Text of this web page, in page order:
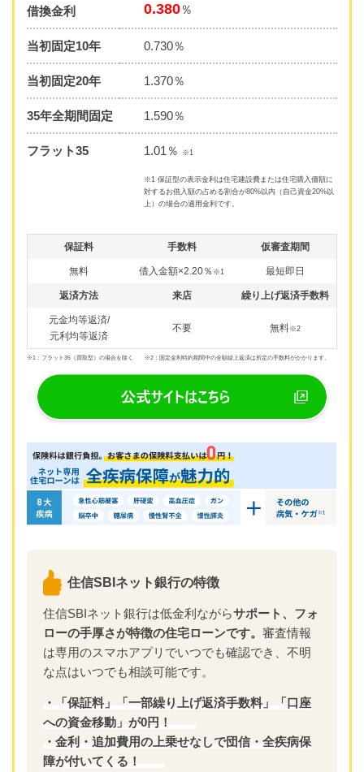
借換金利 0.380％
当初固定10年 0.730％
当初固定20年 1.370％
35年全期間固定 1.590％
フラット35 1.01％ ※1
※1 保証型の表示金利は住宅建設費または住宅購入価額に
対するお借入額の占める割合が80%以内（自己資金20%以
上）の場合の適用金利です。
保証料 手数料 仮審査期間
無料 借入金額×2.20％ ※1 最短即日
返済方法 来店 繰り上げ返済手数料
元金均等返済/
元利均等返済
不要 無料※2
※1：フラット35（買取型）の場合を除く ※2：固定金利特約期間中の全額繰上返済は所定の手数料がかかります。
住信SBIネット銀行の特徴
住信SBIネット銀行は低金利ながらサポート、フォ
ローの手厚さが特徴の住宅ローンです。 審査情報
は専用のスマホアプリでいつでも確認でき、不明
な点はいつでも相談可能です。
・「保証料」「一部繰り上げ返済手数料」「口座
への資金移動」が0円！
・金利・追加費用の上乗せなしで団信・全疾病保
障が付いてくる！